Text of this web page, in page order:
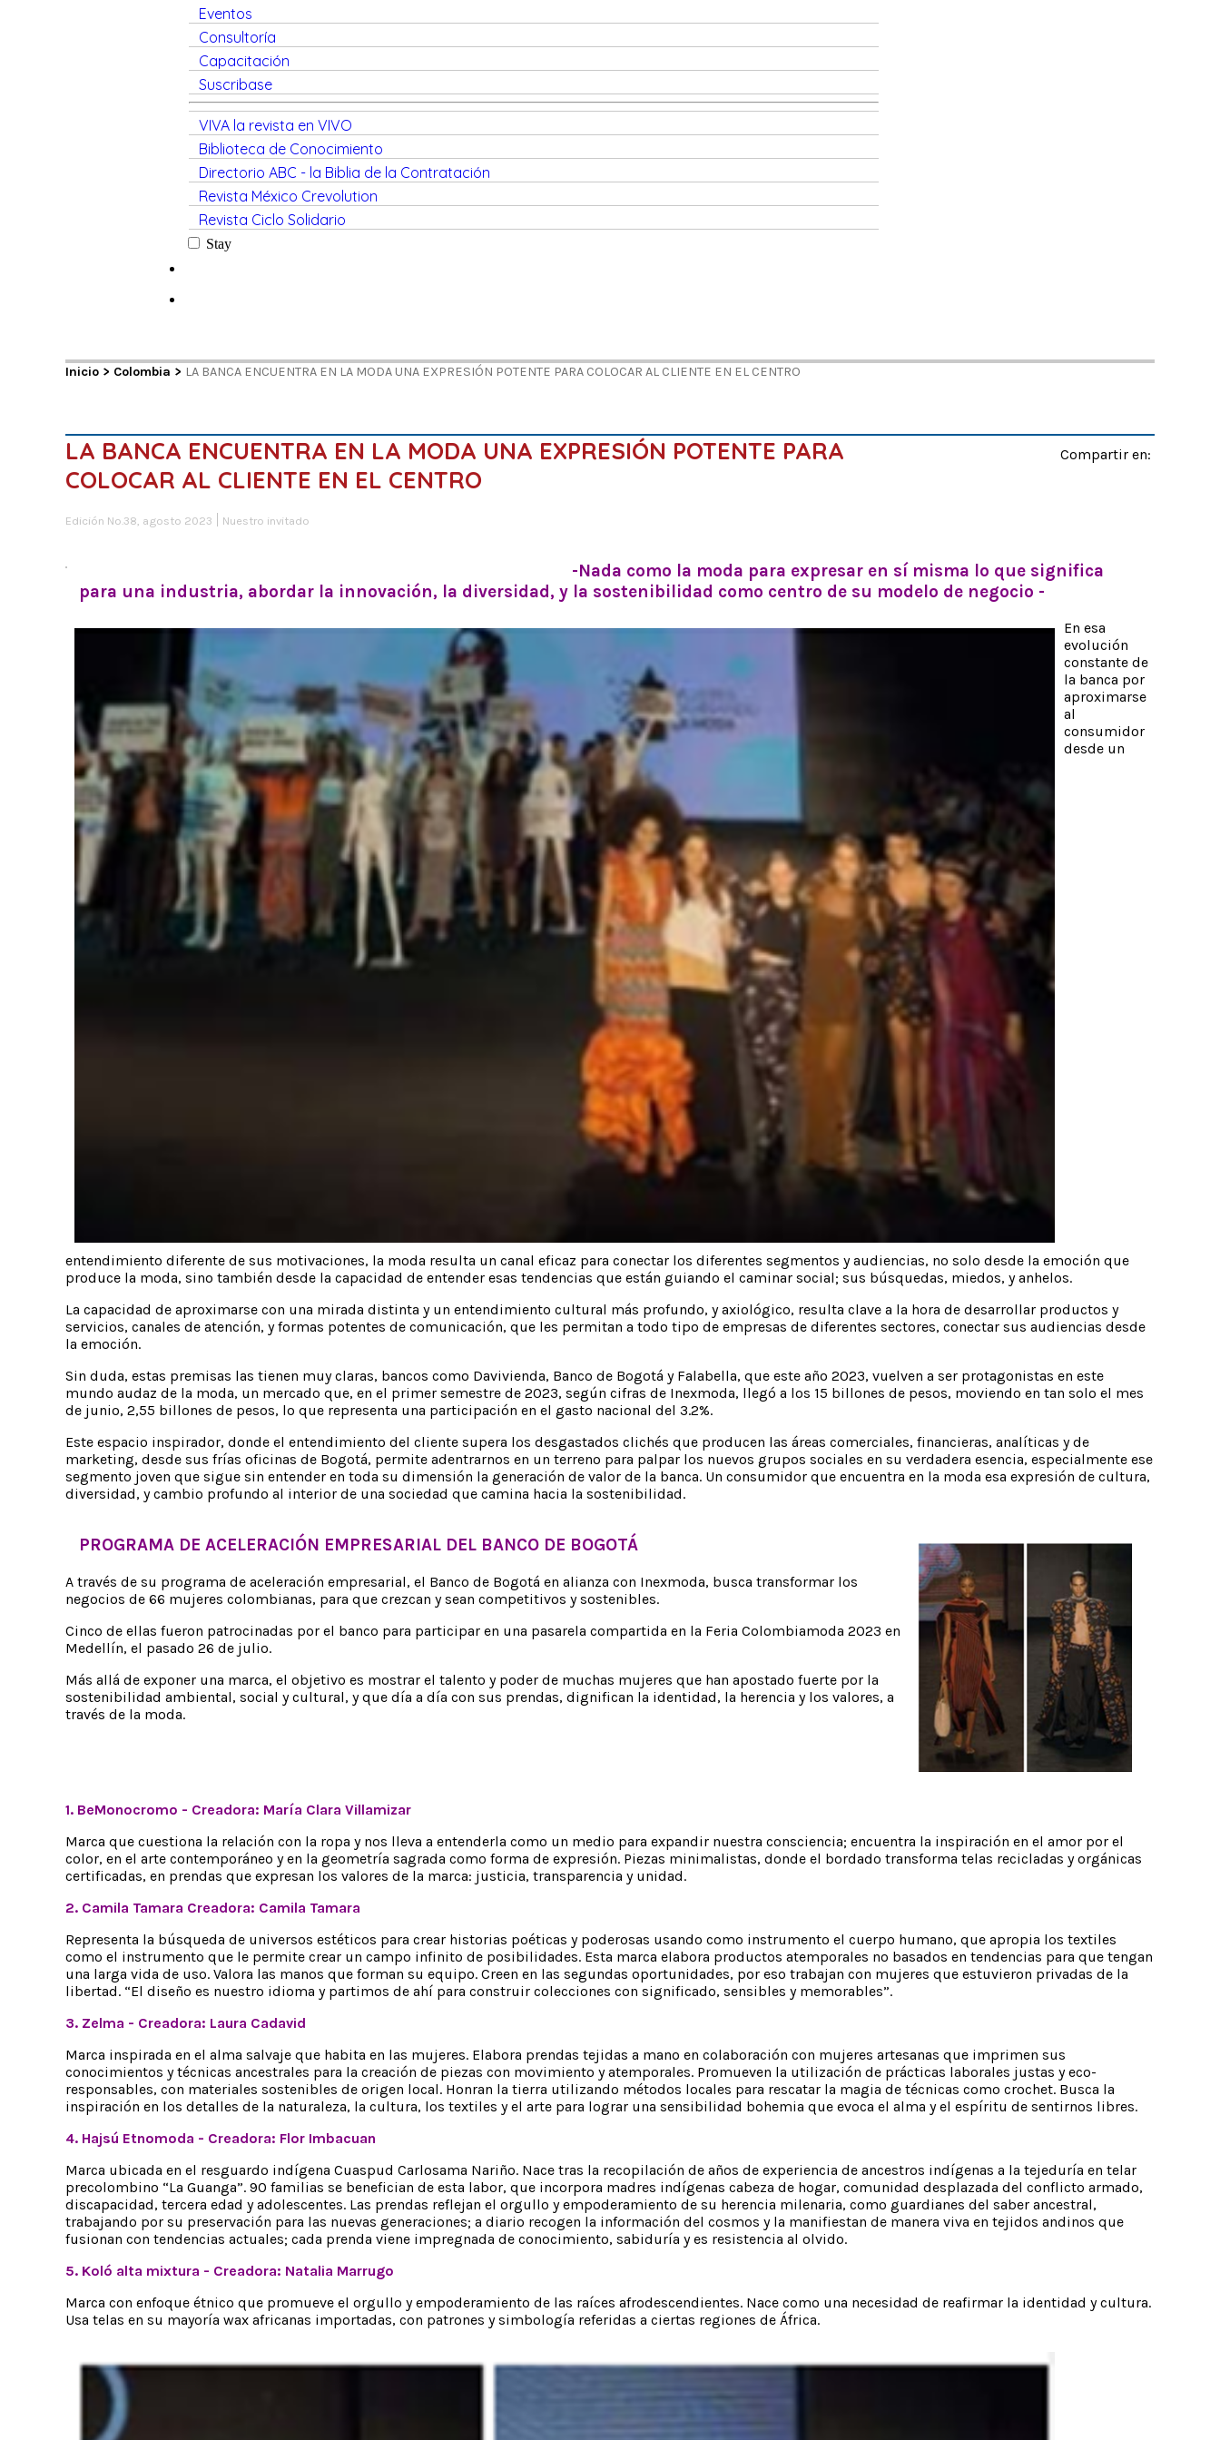
Eventos
Consultoría
Capacitación
Suscribase
VIVA la revista en VIVO
Biblioteca de Conocimiento
Directorio ABC - la Biblia de la Contratación
Revista México Crevolution
Revista Ciclo Solidario
Stay
Inicio > Colombia > LA BANCA ENCUENTRA EN LA MODA UNA EXPRESIÓN POTENTE PARA COLOCAR AL CLIENTE EN EL CENTRO
LA BANCA ENCUENTRA EN LA MODA UNA EXPRESIÓN POTENTE PARA
COLOCAR AL CLIENTE EN EL CENTRO
Compartir en:
Edición No.38, agosto 2023 Nuestro invitado
-Nada como la moda para expresar en sí misma lo que significa
para una industria, abordar la innovación, la diversidad, y la sostenibilidad como centro de su modelo de negocio -
En esa
evolución
constante de
la banca por
aproximarse
al
consumidor
desde un
entendimiento diferente de sus motivaciones, la moda resulta un canal eficaz para conectar los diferentes segmentos y audiencias, no solo desde la emoción que
produce la moda, sino también desde la capacidad de entender esas tendencias que están guiando el caminar social; sus búsquedas, miedos, y anhelos.
La capacidad de aproximarse con una mirada distinta y un entendimiento cultural más profundo, y axiológico, resulta clave a la hora de desarrollar productos y
servicios, canales de atención, y formas potentes de comunicación, que les permitan a todo tipo de empresas de diferentes sectores, conectar sus audiencias desde
la emoción.
Sin duda, estas premisas las tienen muy claras, bancos como Davivienda, Banco de Bogotá y Falabella, que este año 2023, vuelven a ser protagonistas en este
mundo audaz de la moda, un mercado que, en el primer semestre de 2023, según cifras de Inexmoda, llegó a los 15 billones de pesos, moviendo en tan solo el mes
de junio, 2,55 billones de pesos, lo que representa una participación en el gasto nacional del 3.2%.
Este espacio inspirador, donde el entendimiento del cliente supera los desgastados clichés que producen las áreas comerciales, financieras, analíticas y de
marketing, desde sus frías oficinas de Bogotá, permite adentrarnos en un terreno para palpar los nuevos grupos sociales en su verdadera esencia, especialmente ese
segmento joven que sigue sin entender en toda su dimensión la generación de valor de la banca. Un consumidor que encuentra en la moda esa expresión de cultura,
diversidad, y cambio profundo al interior de una sociedad que camina hacia la sostenibilidad.
PROGRAMA DE ACELERACIÓN EMPRESARIAL DEL BANCO DE BOGOTÁ
A través de su programa de aceleración empresarial, el Banco de Bogotá en alianza con Inexmoda, busca transformar los
negocios de 66 mujeres colombianas, para que crezcan y sean competitivos y sostenibles.
Cinco de ellas fueron patrocinadas por el banco para participar en una pasarela compartida en la Feria Colombiamoda 2023 en
Medellín, el pasado 26 de julio.
Más allá de exponer una marca, el objetivo es mostrar el talento y poder de muchas mujeres que han apostado fuerte por la
sostenibilidad ambiental, social y cultural, y que día a día con sus prendas, dignifican la identidad, la herencia y los valores, a
través de la moda.
1. BeMonocromo - Creadora: María Clara Villamizar
Marca que cuestiona la relación con la ropa y nos lleva a entenderla como un medio para expandir nuestra consciencia; encuentra la inspiración en el amor por el
color, en el arte contemporáneo y en la geometría sagrada como forma de expresión. Piezas minimalistas, donde el bordado transforma telas recicladas y orgánicas
certificadas, en prendas que expresan los valores de la marca: justicia, transparencia y unidad.
2. Camila Tamara Creadora: Camila Tamara
Representa la búsqueda de universos estéticos para crear historias poéticas y poderosas usando como instrumento el cuerpo humano, que apropia los textiles
como el instrumento que le permite crear un campo infinito de posibilidades. Esta marca elabora productos atemporales no basados en tendencias para que tengan
una larga vida de uso. Valora las manos que forman su equipo. Creen en las segundas oportunidades, por eso trabajan con mujeres que estuvieron privadas de la
libertad. “El diseño es nuestro idioma y partimos de ahí para construir colecciones con significado, sensibles y memorables”.
3. Zelma - Creadora: Laura Cadavid
Marca inspirada en el alma salvaje que habita en las mujeres. Elabora prendas tejidas a mano en colaboración con mujeres artesanas que imprimen sus
conocimientos y técnicas ancestrales para la creación de piezas con movimiento y atemporales. Promueven la utilización de prácticas laborales justas y eco-
responsables, con materiales sostenibles de origen local. Honran la tierra utilizando métodos locales para rescatar la magia de técnicas como crochet. Busca la
inspiración en los detalles de la naturaleza, la cultura, los textiles y el arte para lograr una sensibilidad bohemia que evoca el alma y el espíritu de sentirnos libres.
4. Hajsú Etnomoda - Creadora: Flor Imbacuan
Marca ubicada en el resguardo indígena Cuaspud Carlosama Nariño. Nace tras la recopilación de años de experiencia de ancestros indígenas a la tejeduría en telar
precolombino “La Guanga”. 90 familias se benefician de esta labor, que incorpora madres indígenas cabeza de hogar, comunidad desplazada del conflicto armado,
discapacidad, tercera edad y adolescentes. Las prendas reflejan el orgullo y empoderamiento de su herencia milenaria, como guardianes del saber ancestral,
trabajando por su preservación para las nuevas generaciones; a diario recogen la información del cosmos y la manifiestan de manera viva en tejidos andinos que
fusionan con tendencias actuales; cada prenda viene impregnada de conocimiento, sabiduría y es resistencia al olvido.
5. Koló alta mixtura - Creadora: Natalia Marrugo
Marca con enfoque étnico que promueve el orgullo y empoderamiento de las raíces afrodescendientes. Nace como una necesidad de reafirmar la identidad y cultura.
Usa telas en su mayoría wax africanas importadas, con patrones y simbología referidas a ciertas regiones de África.